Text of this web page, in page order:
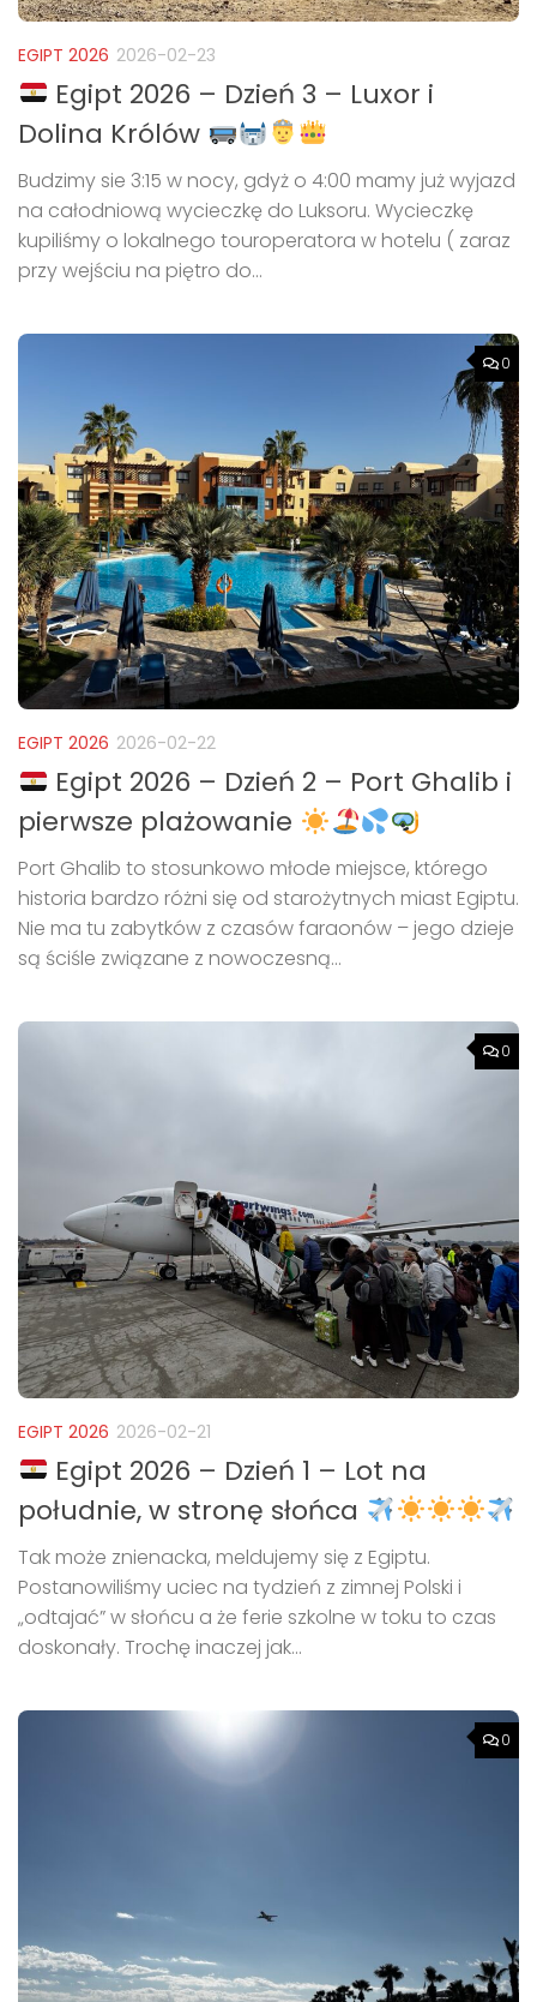
EGIPT 2026 2026-02-23
Egipt 2026 – Dzień 3 – Luxor i
Dolina Królów
Budzimy sie 3:15 w nocy, gdyż o 4:00 mamy już wyjazd
na całodniową wycieczkę do Luksoru. Wycieczkę
kupiliśmy o lokalnego touroperatora w hotelu ( zaraz
przy wejściu na piętro do...
0
EGIPT 2026 2026-02-22
Egipt 2026 – Dzień 2 – Port Ghalib i
pierwsze plażowanie
Port Ghalib to stosunkowo młode miejsce, którego
historia bardzo różni się od starożytnych miast Egiptu.
Nie ma tu zabytków z czasów faraonów – jego dzieje
są ściśle związane z nowoczesną...
0
EGIPT 2026 2026-02-21
Egipt 2026 – Dzień 1 – Lot na
południe, w stronę słońca
Tak może znienacka, meldujemy się z Egiptu.
Postanowiliśmy uciec na tydzień z zimnej Polski i
„odtajać” w słońcu a że ferie szkolne w toku to czas
doskonały. Trochę inaczej jak...
0